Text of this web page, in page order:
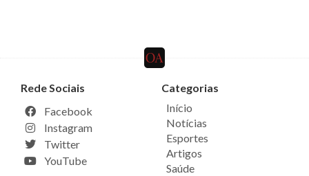
Rede Sociais
Facebook
Instagram
Twitter
YouTube
Categorias
Início
Notícias
Esportes
Artigos
Saúde